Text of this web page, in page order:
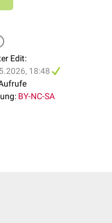
Edit:
18:48
BY-NC-SA